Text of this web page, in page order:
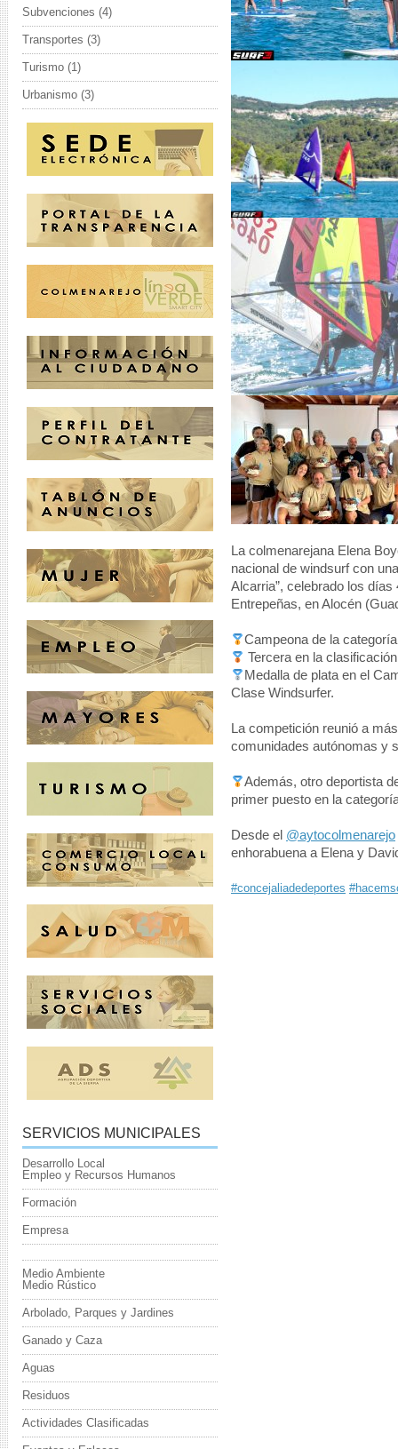
La colmenarejana Elena
nacional de windsurf con
Alcarria”, celebrado los
Entrepeñas, en Alocén
Campeona de la
Tercera en la
Medalla de plata en el
Clase Windsurfer.
La competición reunió a
comunidades autónomas y
Además, otro deportista
primer puesto en la
Desde el @aytocolmenarejo
enhorabuena a Elena y
#concejaliadedeportes
Subvenciones (4)
Transportes (3)
Turismo (1)
Urbanismo (3)
SERVICIOS MUNICIPALES
Desarrollo Local
Empleo y Recursos Humanos
Formación
Empresa
Medio Ambiente
Medio Rústico
Arbolado, Parques y Jardines
Ganado y Caza
Aguas
Residuos
Actividades Clasificadas